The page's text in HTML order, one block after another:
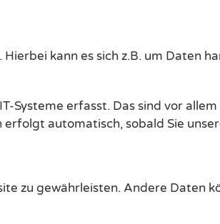
kann es sich z.B. um Daten
erfasst. Das sind vor
automatisch, sobald Sie
zu gewährleisten. Andere Daten